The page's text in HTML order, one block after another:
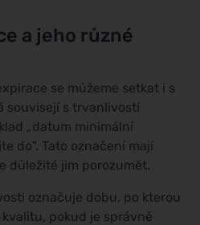
a jeho různé
se můžeme setkat i s
souvisejí s trvanlivostí
„datum minimální
do". Tato označení mají
důležité jim porozumět.
označuje dobu, po kterou
pokud je správně